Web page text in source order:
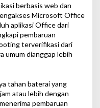
berbasis web dan
Microsoft Office
aplikasi Office dari
pembaruan
terverifikasi dari
umum dianggap lebih
tahan baterai yang
atau lebih dengan
pembaruan